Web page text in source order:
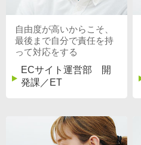
自由度が高いからこそ、
最後まで自分で責任を持
って対応をする
ECサイト運営部 開
発課／ET